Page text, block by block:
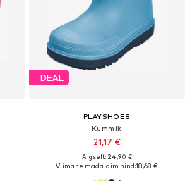
DEAL
PLAYSHOES
Kummik
21,17 €
Algselt: 24,90 €
Viimane madalaim hind:18,68 €